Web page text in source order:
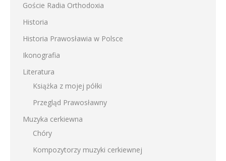
Goście Radia Orthodoxia
Historia
Historia Prawosławia w Polsce
Ikonografia
Literatura
Książka z mojej półki
Przegląd Prawosławny
Muzyka cerkiewna
Chóry
Kompozytorzy muzyki cerkiewnej